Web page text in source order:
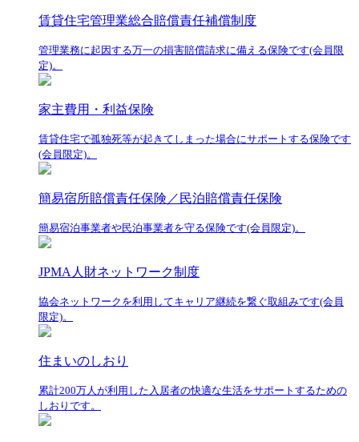
賃貸住宅管理業総合賠償責任補償制度
管理業務に起因する万一の損害賠償請求に備える保険です(会員限
定)。
家主費用・利益保険
賃貸住宅で孤独死等が起きてしまった場合にサポートする保険です
(会員限定)。
簡易宿所賠償責任保険／民泊賠償責任保険
簡易宿泊事業者や民泊事業者を守る保険です(会員限定)。
JPMA人財ネットワーク制度
協会ネットワークを利用してキャリア継続を繋ぐ取組みです(会員
限定)。
住まいのしおり
累計200万人が利用した入居者の快適な生活をサポートするための
しおりです。